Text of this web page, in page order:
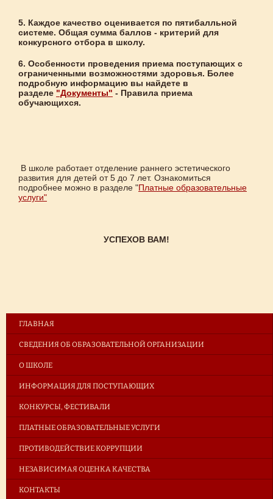
5. Каждое качество оценивается по пятибалльной
системе. Общая сумма баллов - критерий для
конкурсного отбора в школу.
6. Особенности проведения приема поступающих с
ограниченными возможностями здоровья. Более
подробную информацию вы найдете в
разделе "Документы" - Правила приема
обучающихся.
В школе работает отделение раннего эстетического
развития для детей от 5 до 7 лет. Ознакомиться
подробнее можно в разделе "Платные образовательные
услуги"
УСПЕХОВ ВАМ!
ГЛАВНАЯ
СВЕДЕНИЯ ОБ ОБРАЗОВАТЕЛЬНОЙ ОРГАНИЗАЦИИ
О ШКОЛЕ
ИНФОРМАЦИЯ ДЛЯ ПОСТУПАЮЩИХ
КОНКУРСЫ, ФЕСТИВАЛИ
ПЛАТНЫЕ ОБРАЗОВАТЕЛЬНЫЕ УСЛУГИ
ПРОТИВОДЕЙСТВИЕ КОРРУПЦИИ
НЕЗАВИСИМАЯ ОЦЕНКА КАЧЕСТВА
КОНТАКТЫ